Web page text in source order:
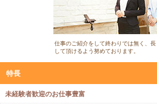
仕事のご紹介をして終わりでは無く、
して頂けるよう努めております。
特長
未経験者歓迎のお仕事豊富